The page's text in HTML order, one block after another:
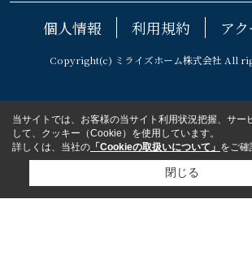
個人情報 利用規約 ア
Copyright(c) ミライズホーム株式会社 All
当サイトでは、お客様の当サイト利用状況把握、サー
して、クッキー（Cookie）を使用しています。
詳しくは、当社の 「Cookieの取扱いについて」 をご確
閉じる